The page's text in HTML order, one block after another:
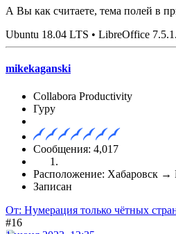
А Вы как считаете, тема полей в
Ubuntu 18.04 LTS • LibreOffice
mikekaganski
Collabora Productivity
Гуру
Сообщения: 4,017
Расположение: Хабаровск
Записан
От: Нумерация только чётных
#16